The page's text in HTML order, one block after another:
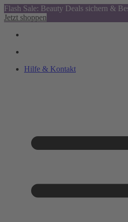
Flash Sale: Beauty Deals sichern &
Jetzt shoppen
Hilfe & Kontakt